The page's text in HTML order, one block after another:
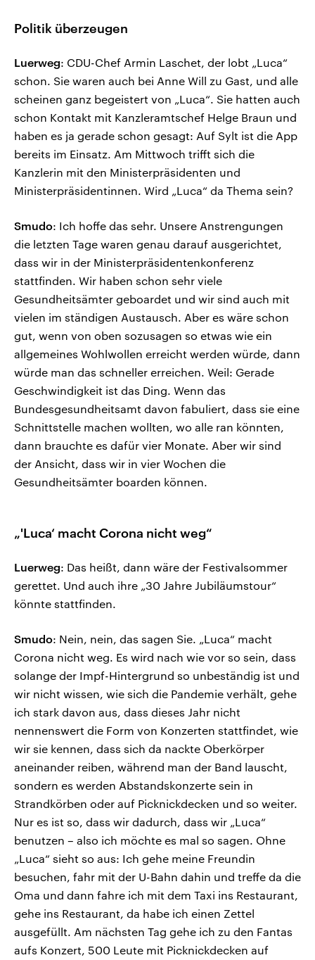
Politik überzeugen
Luerweg: CDU-Chef Armin Laschet, der lobt „Luca“
schon. Sie waren auch bei Anne Will zu Gast, und alle
scheinen ganz begeistert von „Luca“. Sie hatten auch
schon Kontakt mit Kanzleramtschef Helge Braun und
haben es ja gerade schon gesagt: Auf Sylt ist die App
bereits im Einsatz. Am Mittwoch trifft sich die
Kanzlerin mit den Ministerpräsidenten und
Ministerpräsidentinnen. Wird „Luca“ da Thema sein?
Smudo: Ich hoffe das sehr. Unsere Anstrengungen
die letzten Tage waren genau darauf ausgerichtet,
dass wir in der Ministerpräsidentenkonferenz
stattfinden. Wir haben schon sehr viele
Gesundheitsämter geboardet und wir sind auch mit
vielen im ständigen Austausch. Aber es wäre schon
gut, wenn von oben sozusagen so etwas wie ein
allgemeines Wohlwollen erreicht werden würde, dann
würde man das schneller erreichen. Weil: Gerade
Geschwindigkeit ist das Ding. Wenn das
Bundesgesundheitsamt davon fabuliert, dass sie eine
Schnittstelle machen wollten, wo alle ran könnten,
dann brauchte es dafür vier Monate. Aber wir sind
der Ansicht, dass wir in vier Wochen die
Gesundheitsämter boarden können.
„'Luca‘ macht Corona nicht weg“
Luerweg: Das heißt, dann wäre der Festivalsommer
gerettet. Und auch ihre „30 Jahre Jubiläumstour“
könnte stattfinden.
Smudo: Nein, nein, das sagen Sie. „Luca“ macht
Corona nicht weg. Es wird nach wie vor so sein, dass
solange der Impf-Hintergrund so unbeständig ist und
wir nicht wissen, wie sich die Pandemie verhält, gehe
ich stark davon aus, dass dieses Jahr nicht
nennenswert die Form von Konzerten stattfindet, wie
wir sie kennen, dass sich da nackte Oberkörper
aneinander reiben, während man der Band lauscht,
sondern es werden Abstandskonzerte sein in
Strandkörben oder auf Picknickdecken und so weiter.
Nur es ist so, dass wir dadurch, dass wir „Luca“
benutzen – also ich möchte es mal so sagen. Ohne
„Luca“ sieht so aus: Ich gehe meine Freundin
besuchen, fahr mit der U-Bahn dahin und treffe da die
Oma und dann fahre ich mit dem Taxi ins Restaurant,
gehe ins Restaurant, da habe ich einen Zettel
ausgefüllt. Am nächsten Tag gehe ich zu den Fantas
aufs Konzert, 500 Leute mit Picknickdecken auf